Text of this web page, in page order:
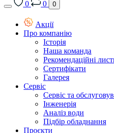
0
0 0
Акції
Про компанію
Історія
Наша команда
Рекомендаційні
Сертифікати
Галерея
Сервіс
Сервіс та
Інженерія
Аналіз води
Підбір обладнання
Проєкти